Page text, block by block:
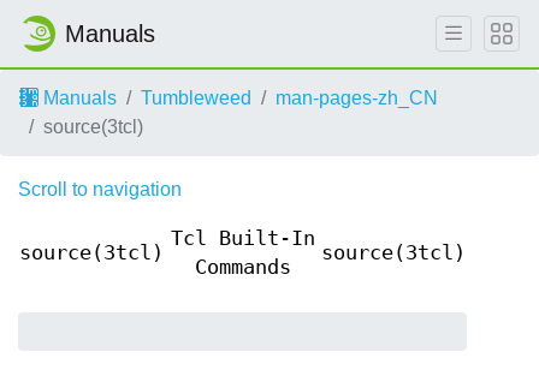
Manuals
Manuals Tumbleweed
man-pages-zh_CN
source(3tcl)
Scroll to navigation
source(3tcl)
Tcl Built-In
Commands
source(3tcl)